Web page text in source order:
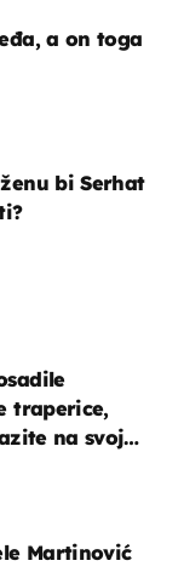
a on toga
ženu bi Serhat
traperice,
na svoje
Martinović